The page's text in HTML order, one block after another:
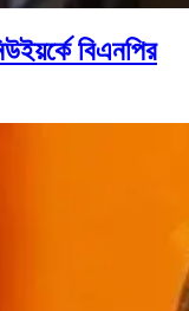
বিএনপির